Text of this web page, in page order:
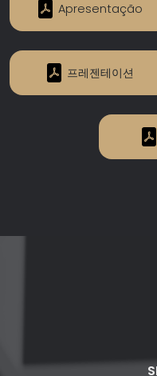
Apresentação
프레젠테이션